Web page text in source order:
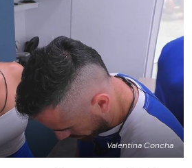
Valentina Concha